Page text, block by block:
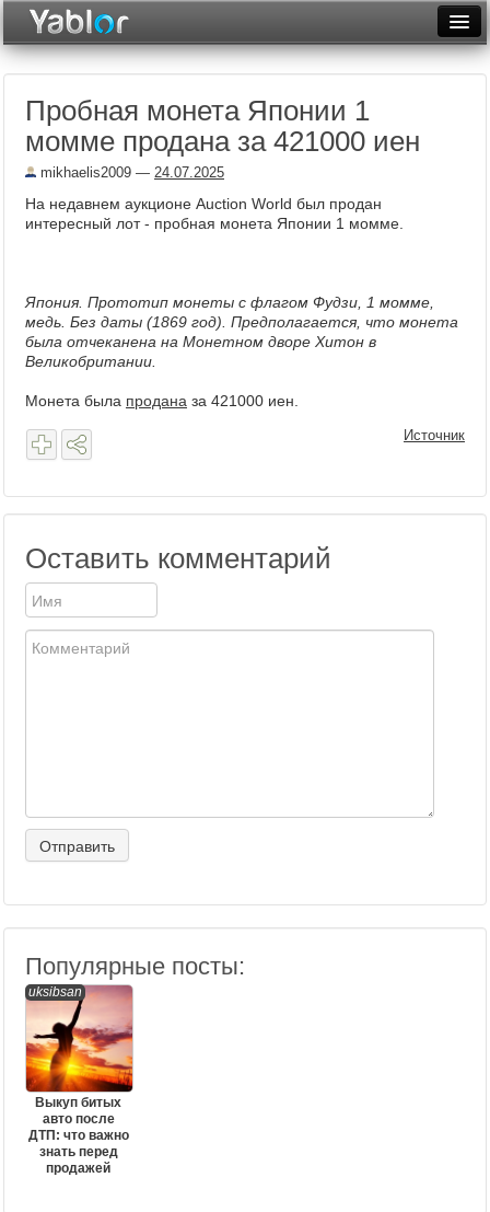
Неделя
Месяц
Рейтинги
Видеотоп
Пробная монета Японии 1
момме продана за 421000 иен
mikhaelis2009 — 24.07.2025
На недавнем аукционе Auction World был продан
интересный лот - пробная монета Японии 1 момме.
Япония. Прототип монеты с флагом Фудзи, 1 момме,
медь. Без даты (1869 год). Предполагается, что монета
была отчеканена на Монетном дворе Хитон в
Великобритании.
Монета была продана за 421000 иен.
Источник
Оставить комментарий
Популярные посты:
uksibsan
Выкуп битых
авто после
ДТП: что важно
знать перед
продажей